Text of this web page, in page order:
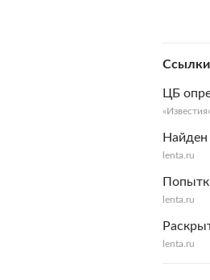
ЦБ
lenta.ru
lenta.ru
lenta.ru